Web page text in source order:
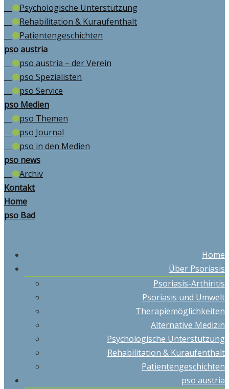
Psychologische Unterstützung
Rehabilitation & Kuraufenthalt
Patientengeschichten
pso austria
pso austria – der Verein
pso Spezialisten
pso Service
pso Medien
pso Themen
pso Journal
pso in den Medien
pso news
Archiv
Kontakt
Home
pso Bad
Home
Über Psoriasis
Psoriasis-Arthiritis
Psoriasis und Umwelt
Therapiemöglichkeiten
Alternative Medizin
Psychologische Unterstützung
Rehabilitation & Kuraufenthalt
Patientengeschichten
pso austria